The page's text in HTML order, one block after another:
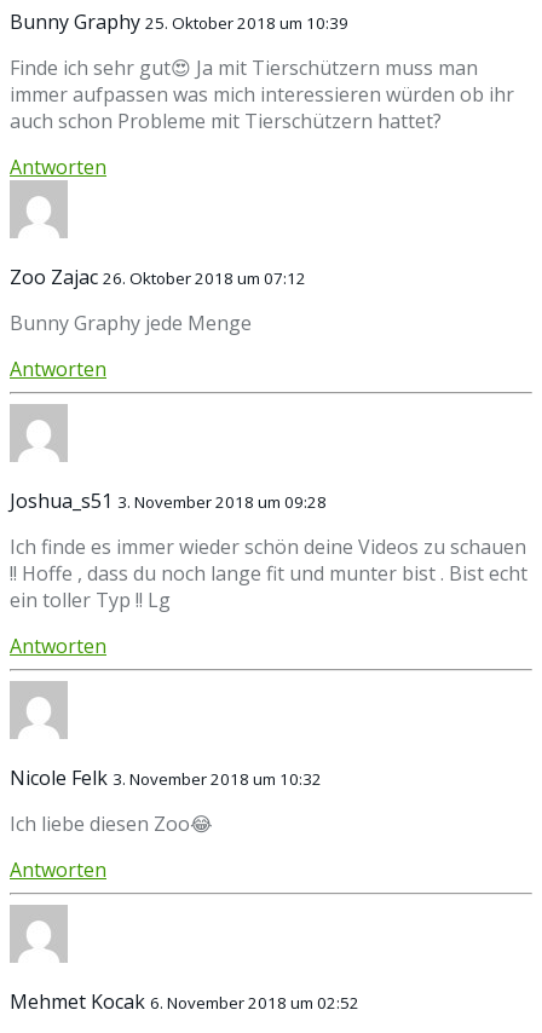
Bunny Graphy 25. Oktober 2018 um 10:39
Finde ich sehr gut😍 Ja mit Tierschützern muss man
immer aufpassen was mich interessieren würden ob ihr
auch schon Probleme mit Tierschützern hattet?
Antworten
Zoo Zajac 26. Oktober 2018 um 07:12
Bunny Graphy jede Menge
Antworten
Joshua_s51 3. November 2018 um 09:28
Ich finde es immer wieder schön deine Videos zu schauen
!! Hoffe , dass du noch lange fit und munter bist . Bist echt
ein toller Typ !! Lg
Antworten
Nicole Felk 3. November 2018 um 10:32
Ich liebe diesen Zoo😂
Antworten
Mehmet Kocak 6. November 2018 um 02:52